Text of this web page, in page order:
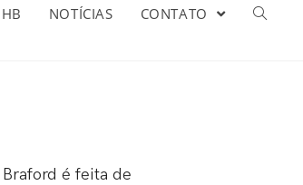
NOTÍCIAS CONTATO
é feita de